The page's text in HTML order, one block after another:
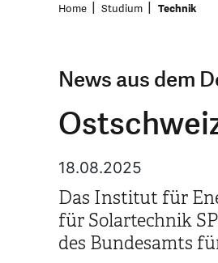
Home Studium Technik
News aus dem
18.08.2025
Das Institut für
für Solartechnik
des Bundesamts